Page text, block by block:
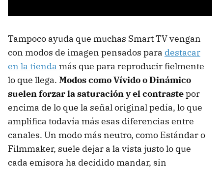
Tampoco ayuda que muchas Smart TV vengan
con modos de imagen pensados para destacar
en la tienda más que para reproducir fielmente
lo que llega. Modos como Vívido o Dinámico
suelen forzar la saturación y el contrastepor
encima de lo que la señal original pedía, lo que
amplifica todavía más esas diferencias entre
canales. Un modo más neutro, como Estándar o
Filmmaker, suele dejar a la vista justo lo que
cada emisora ha decidido mandar, sin